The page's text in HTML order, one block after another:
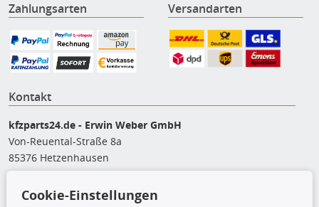
Zahlungsarten Versandarten
Kontakt
kfzparts24.de - Erwin Weber GmbH
Von-Reuental-Straße 8a
85376 Hetzenhausen
+49 (0) 8165 / 948 77 24
shop@kfzparts24.de
Cookie-Einstellungen